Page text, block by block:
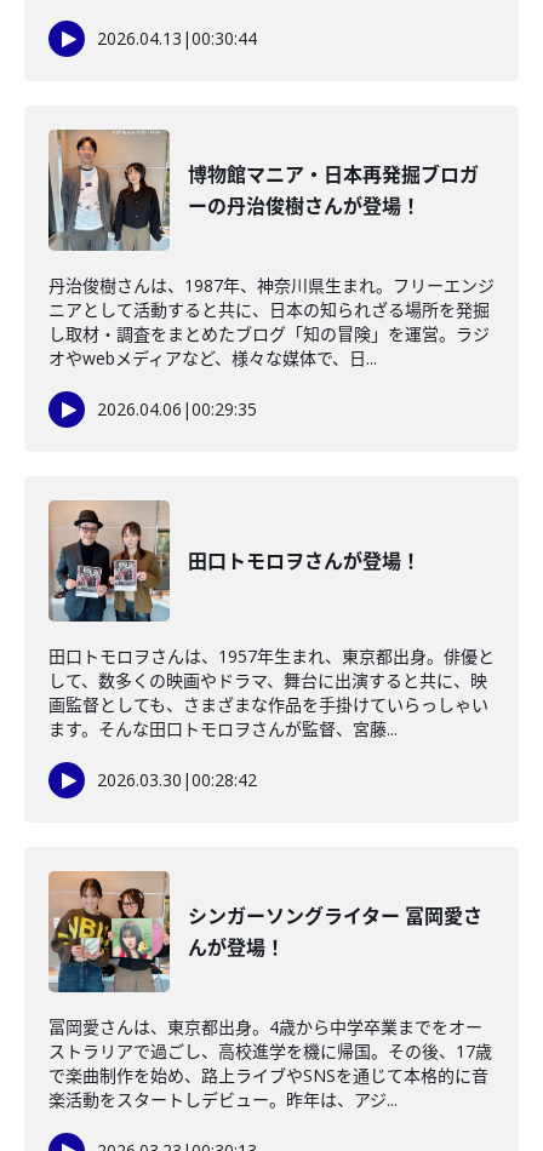
2026.04.13 |00:30:44
博物館マニア・日本再発掘ブロガ
ーの丹治俊樹さんが登場！
丹治俊樹さんは、1987年、神奈川県生まれ。フリーエンジ
ニアとして活動すると共に、日本の知られざる場所を発掘
し取材・調査をまとめたブログ「知の冒険」を運営。ラジ
オやwebメディアなど、様々な媒体で、日...
2026.04.06 |00:29:35
田口トモロヲさんが登場！
田口トモロヲさんは、1957年生まれ、東京都出身。俳優と
して、数多くの映画やドラマ、舞台に出演すると共に、映
画監督としても、さまざまな作品を手掛けていらっしゃい
ます。そんな田口トモロヲさんが監督、宮藤...
2026.03.30 |00:28:42
シンガーソングライター 冨岡愛さ
んが登場！
冨岡愛さんは、東京都出身。4歳から中学卒業までをオー
ストラリアで過ごし、高校進学を機に帰国。その後、17歳
で楽曲制作を始め、路上ライブやSNSを通じて本格的に音
楽活動をスタートしデビュー。昨年は、アジ...